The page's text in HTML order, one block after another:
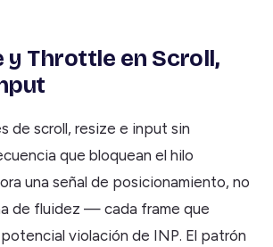
y Throttle en Scroll,
de scroll, resize e input sin
que bloquean el hilo
una señal de posicionamiento, no
de fluidez — cada frame que
violación de INP. El patrón